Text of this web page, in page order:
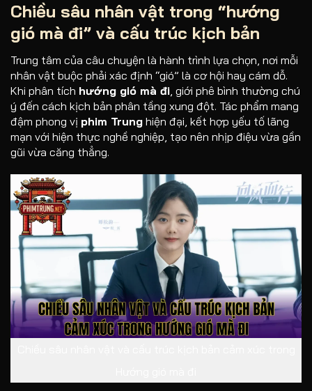
Chiều sâu nhân vật trong “hướng
gió mà đi” và cấu trúc kịch bản
Trung tâm của câu chuyện là hành trình lựa chọn, nơi mỗi
nhân vật buộc phải xác định “gió” là cơ hội hay cám dỗ.
Khi phân tích hướng gió mà đi, giới phê bình thường chú
ý đến cách kịch bản phân tầng xung đột. Tác phẩm mang
đậm phong vị phim Trung hiện đại, kết hợp yếu tố lãng
mạn với hiện thực nghề nghiệp, tạo nên nhịp điệu vừa gần
gũi vừa căng thẳng.